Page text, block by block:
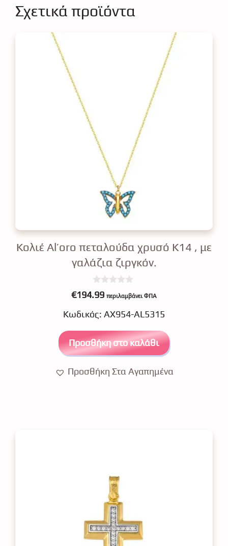
Σχετικά προϊόντα
Κολιέ Al’oro πεταλούδα χρυσό Κ14 , με
γαλάζια ζιργκόν.
0
o
t
5
€194.99 περιλαμβάνει ΦΠΑ
Κωδικός: ΑΧ954-AL5315
Προσθήκη στο καλάθι
Προσθήκη Στα Αγαπημένα